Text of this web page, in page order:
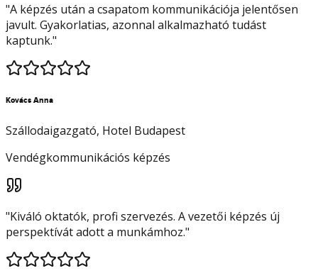
"A képzés után a csapatom kommunikációja jelentősen
javult. Gyakorlatias, azonnal alkalmazható tudást
kaptunk."
Kovács Anna
Szállodaigazgató, Hotel Budapest
Vendégkommunikációs képzés
"Kiváló oktatók, profi szervezés. A vezetői képzés új
perspektívát adott a munkámhoz."